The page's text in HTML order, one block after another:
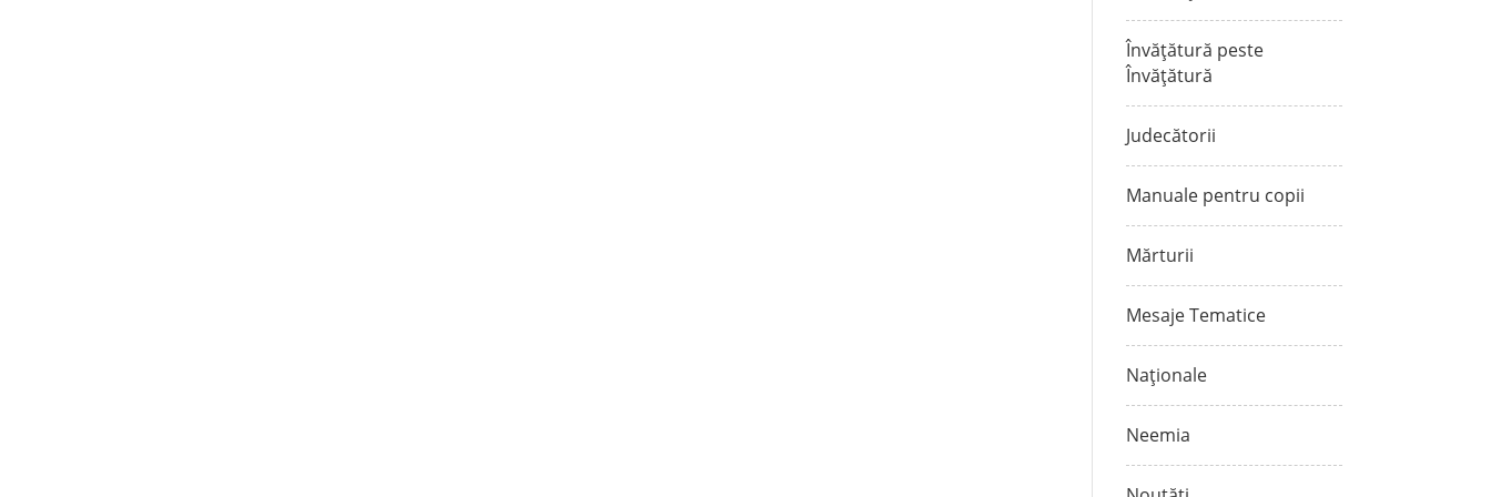
Învățătură peste
Învățătură
Judecătorii
Manuale pentru copii
Mărturii
Mesaje Tematice
Naționale
Neemia